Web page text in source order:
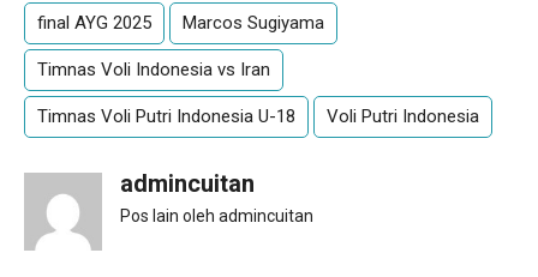
final AYG 2025 Marcos Sugiyama
Timnas Voli Indonesia vs Iran
Timnas Voli Putri Indonesia U-18 Voli Putri Indonesia
admincuitan
Pos lain oleh admincuitan